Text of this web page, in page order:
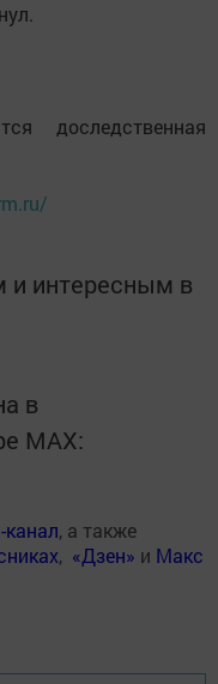
доследственная
интересным в
в
MАХ:
канал, а также
, «Дзен» и Макс